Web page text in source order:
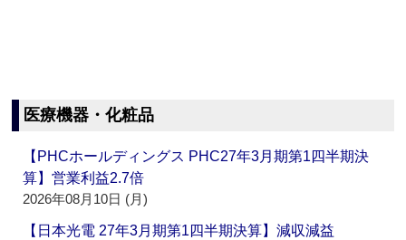
医療機器・化粧品
【PHCホールディングス PHC27年3月期第1四半期決
算】営業利益2.7倍
2026年08月10日 (月)
【日本光電 27年3月期第1四半期決算】減収減益